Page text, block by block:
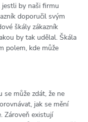
jestli by naši firmu
doporučil svým
škály zákazník
by tak udělal. Škála
polem, kde může
se může zdát, že ne
jak se mění
Zároveň existují